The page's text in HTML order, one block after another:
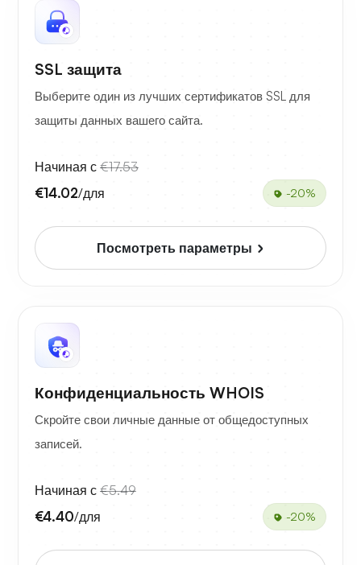
SSL защита
Выберите один из лучших сертификатов SSL для
защиты данных вашего сайта.
Начиная с €17.53
€14.02/для -20%
Посмотреть параметры
Конфиденциальность WHOIS
Скройте свои личные данные от общедоступных
записей.
Начиная с €5.49
€4.40/для -20%